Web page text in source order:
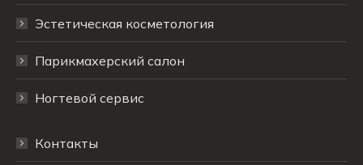
Эстетическая косметология
Парикмахерский салон
Ногтевой сервис
Контакты